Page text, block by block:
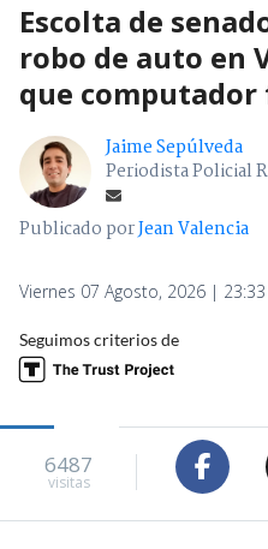
Escolta de
robo de auto en
que
Jaime Sepúlveda
Periodista Policial
Publicado porJean Valencia
Viernes 07 Agosto, 2026 | 23:33
Seguimos criterios de
6487
visitas